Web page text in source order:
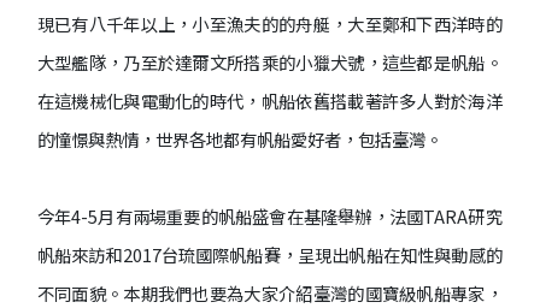
現已有八千年以上，小至漁夫的的舟艇，大至鄭和下西洋時的
大型艦隊，乃至於達爾文所搭乘的小獵犬號，這些都是帆船。
在這機械化與電動化的時代，帆船依舊搭載著許多人對於海洋
的憧憬與熱情，世界各地都有帆船愛好者，包括臺灣。
今年4-5月有兩場重要的帆船盛會在基隆舉辦，法國TARA研究
帆船來訪和2017台琉國際帆船賽，呈現出帆船在知性與動感的
不同面貌。本期我們也要為大家介紹臺灣的國寶級帆船專家，